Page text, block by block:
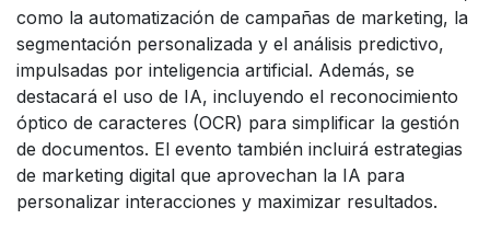
como la automatización de campañas de marketing, la
segmentación personalizada y el análisis predictivo,
impulsadas por inteligencia artificial. Además, se
destacará el uso de IA, incluyendo el reconocimiento
óptico de caracteres (OCR) para simplificar la gestión
de documentos. El evento también incluirá estrategias
de marketing digital que aprovechan la IA para
personalizar interacciones y maximizar resultados.